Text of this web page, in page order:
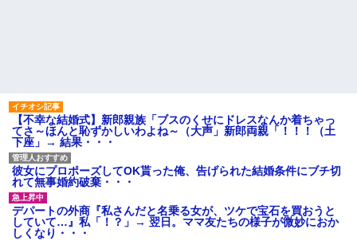
数年後、復讐のチャンスがや...
ハードオフに売っていた4万
4000円のフィギュアがヤバすぎ
るｗｗｗｗｗｗ「こんな高い
の？ｗｗ」「逆に超安い」
私「ちょっと、人の家の金庫
触らないでよ！」キチママ『そ
こに金庫があったから、開けて
みようとしただけ☆』義兄「泥
は出てけ！二度と来るな！」結
果・・・
【不幸な結婚式】新郎親族「ブスのくせにドレスなんか着ちゃっ
てさ～ほんと恥ずかしいわよね～（大声」新郎両親「！！！（土
下座」→ 結果・・・
彼女にプロポーズしてOK貰った俺、告げられた結婚条件にブチ切
れて無事婚約破棄・・・
デパートの外商『私さんだと名乗る女が、ツケで宝石を買おうと
していて…』私「！？」→ 翌日。ママ友たちの様子が微妙におか
しくなり・・・